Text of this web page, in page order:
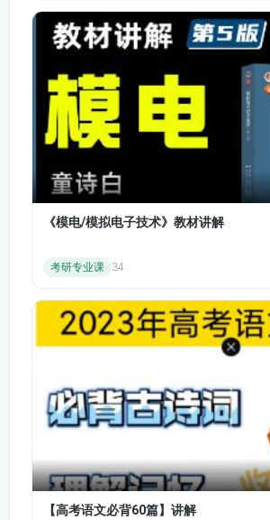
专题8.2.3 酯 油脂
专题8.2.4 糖类
专题8.2.5 蛋白质和氨基酸
专题8.3.1 常见有机化合物的合成
专题8.3.2 有机高分子的合成
专题9.1.1 金属的存在形式、金属的冶炼（1）
专题9.1.2 金属的冶炼（2）
专题9.2.2 反应条件的控制
专题9.3.1 金属材料的性能及应用
《模电/模拟电子技术》教材讲解
考研专业课 34
【高考语文必背60篇】讲解